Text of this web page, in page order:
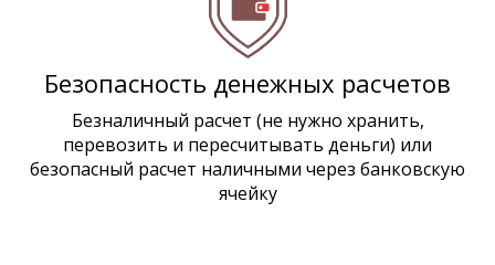
Безопасность денежных расчетов
Безналичный расчет (не нужно хранить,
перевозить и пересчитывать деньги) или
безопасный расчет наличными через банковскую
ячейку